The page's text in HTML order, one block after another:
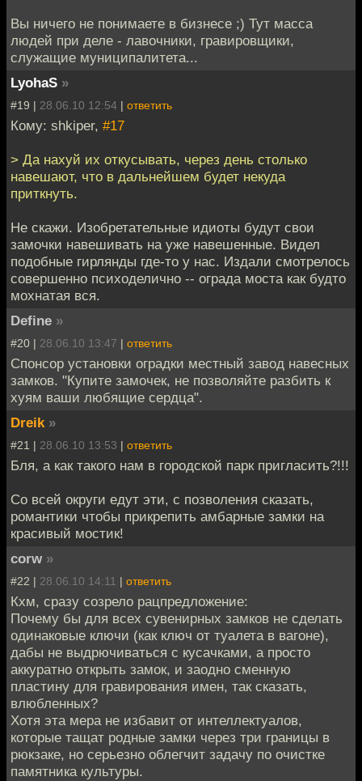
Вы ничего не понимаете в бизнесе ;) Тут масса
людей при деле - лавочники, гравировщики,
служащие муниципалитета...
LyohaS »
#19 | 28.06.10 12:54 | ответить
Кому: shkiper, #17
> Да нахуй их откусывать, через день столько
навешают, что в дальнейшем будет некуда
приткнуть.
Не скажи. Изобретательные идиоты будут свои
замочки навешивать на уже навешенные. Видел
подобные гирлянды где-то у нас. Издали смотрелось
совершенно психоделично -- ограда моста как будто
мохнатая вся.
Define »
#20 | 28.06.10 13:47 | ответить
Спонсор установки оградки местный завод навесных
замков. "Купите замочек, не позволяйте разбить к
хуям ваши любящие сердца".
Dreik »
#21 | 28.06.10 13:53 | ответить
Бля, а как такого нам в городской парк пригласить?!!!
Со всей округи едут эти, с позволения сказать,
романтики чтобы прикрепить амбарные замки на
красивый мостик!
corw »
#22 | 28.06.10 14:11 | ответить
Кхм, сразу созрело рацпредложение:
Почему бы для всех сувенирных замков не сделать
одинаковые ключи (как ключ от туалета в вагоне),
дабы не выдрючиваться с кусачками, а просто
аккуратно открыть замок, и заодно сменную
пластину для гравирования имен, так сказать,
влюбленных?
Хотя эта мера не избавит от интеллектуалов,
которые тащат родные замки через три границы в
рюкзаке, но серьезно облегчит задачу по очистке
памятника культуры.